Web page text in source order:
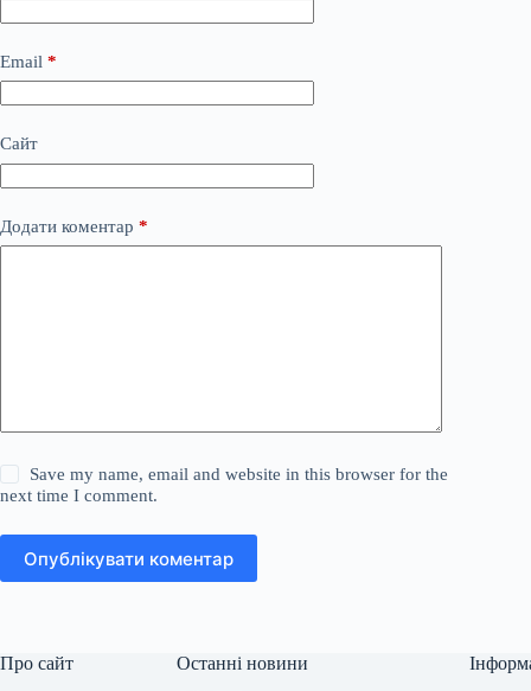
Email *
Сайт
Додати коментар *
Save my name, email and website in this browser for the
next time I comment.
Опублікувати коментар
Про сайт Останні новини